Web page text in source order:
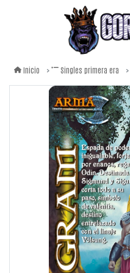
Inicio Singles primera era